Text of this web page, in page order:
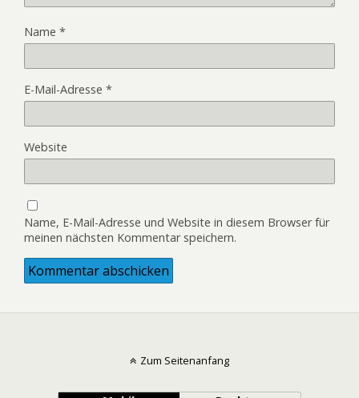
Name *
E-Mail-Adresse *
Website
Name, E-Mail-Adresse und Website in diesem Browser für
meinen nächsten Kommentar speichern.
Zum Seitenanfang